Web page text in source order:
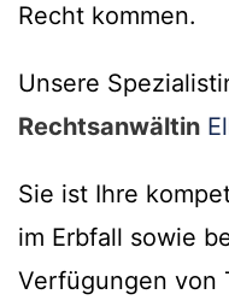
Recht kommen.
Unsere
Rechtsanwältin
Sie ist Ihre
im Erbfall sowie
Verfügungen von